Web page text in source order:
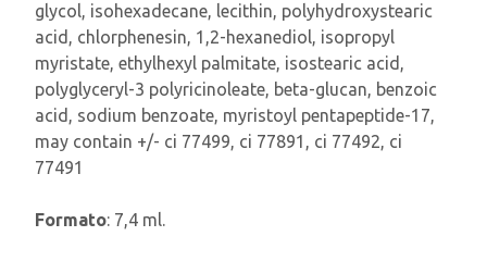
glycol, isohexadecane, lecithin, polyhydroxystearic
acid, chlorphenesin, 1,2-hexanediol, isopropyl
myristate, ethylhexyl palmitate, isostearic acid,
polyglyceryl-3 polyricinoleate, beta-glucan, benzoic
acid, sodium benzoate, myristoyl pentapeptide-17,
may contain +/- ci 77499, ci 77891, ci 77492, ci
77491
Formato: 7,4 ml.